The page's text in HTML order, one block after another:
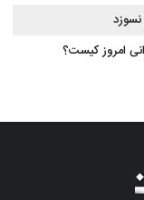
نسوزد